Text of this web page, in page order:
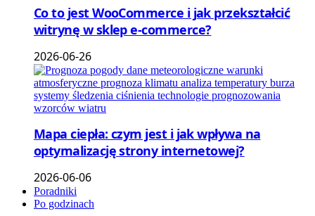
Co to jest WooCommerce i jak przekształcić
witrynę w sklep e-commerce?
2026-06-26
Mapa ciepła: czym jest i jak wpływa na
optymalizację strony internetowej?
2026-06-06
Poradniki
Po godzinach